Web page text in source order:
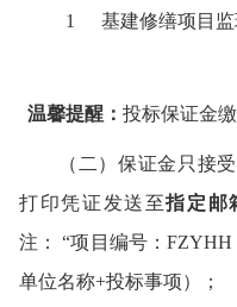
1 基建修缮项目
温馨提醒： 投标保证金
（二）保证金只接
打印凭证发送至指定邮
注： “项目编号：FZYHH
单位名称+投标事项）；